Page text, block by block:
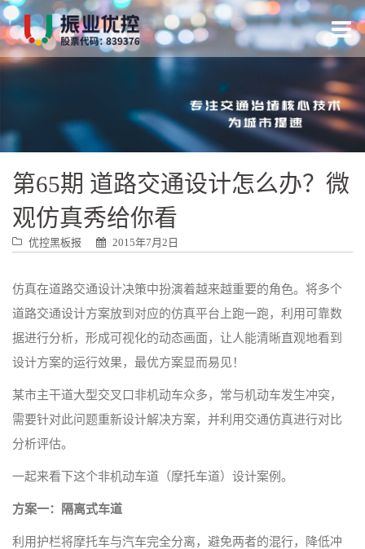
跳
转
到
内
第65期 道路交通设计怎么办？微
观仿真秀给你看
优控黑板报 2015年7月2日
仿真在道路交通设计决策中扮演着越来越重要的角色。将多个
道路交通设计方案放到对应的仿真平台上跑一跑，利用可靠数
据进行分析，形成可视化的动态画面，让人能清晰直观地看到
设计方案的运行效果，最优方案显而易见！
某市主干道大型交叉口非机动车众多，常与机动车发生冲突，
需要针对此问题重新设计解决方案，并利用交通仿真进行对比
分析评估。
一起来看下这个非机动车道（摩托车道）设计案例。
方案一：隔离式车道
利用护栏将摩托车与汽车完全分离，避免两者的混行，降低冲